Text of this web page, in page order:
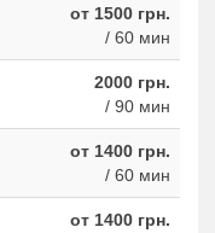
от 1500 грн.
/ 60 мин
2000 грн.
/ 90 мин
от 1400 грн.
/ 60 мин
от 1400 грн.